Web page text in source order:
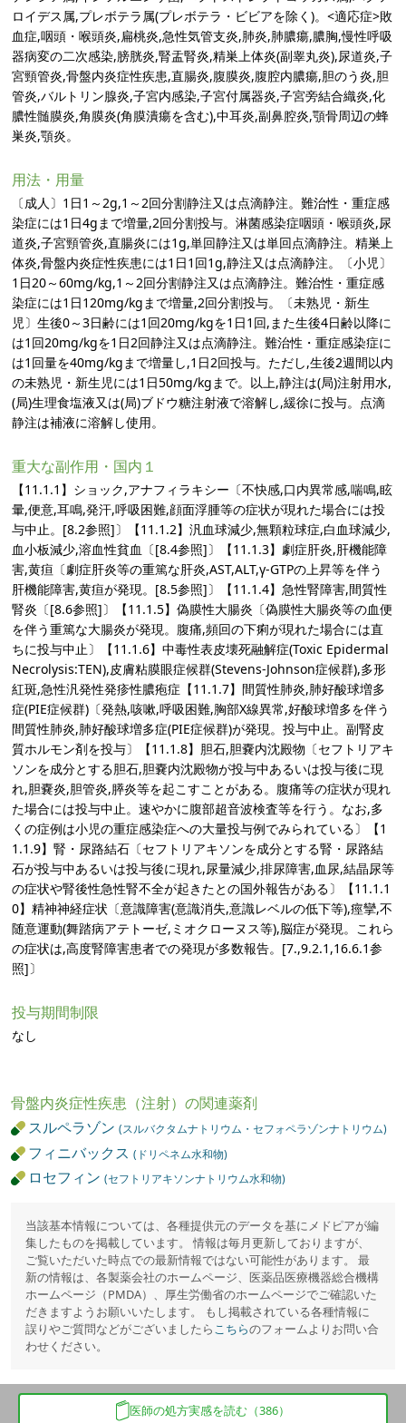
ロイデス属,プレボテラ属(プレボテラ・ビビアを除く)。<適応症>敗
血症,咽頭・喉頭炎,扁桃炎,急性気管支炎,肺炎,肺膿瘍,膿胸,慢性呼吸
器病変の二次感染,膀胱炎,腎盂腎炎,精巣上体炎(副睾丸炎),尿道炎,子
宮頸管炎,骨盤内炎症性疾患,直腸炎,腹膜炎,腹腔内膿瘍,胆のう炎,胆
管炎,バルトリン腺炎,子宮内感染,子宮付属器炎,子宮旁結合織炎,化
膿性髄膜炎,角膜炎(角膜潰瘍を含む),中耳炎,副鼻腔炎,顎骨周辺の蜂
巣炎,顎炎。
用法・用量
〔成人〕1日1～2g,1～2回分割静注又は点滴静注。難治性・重症感
染症には1日4gまで増量,2回分割投与。淋菌感染症咽頭・喉頭炎,尿
道炎,子宮頸管炎,直腸炎には1g,単回静注又は単回点滴静注。精巣上
体炎,骨盤内炎症性疾患には1日1回1g,静注又は点滴静注。〔小児〕
1日20～60mg/kg,1～2回分割静注又は点滴静注。難治性・重症感
染症には1日120mg/kgまで増量,2回分割投与。〔未熟児・新生
児〕生後0～3日齢には1回20mg/kgを1日1回,また生後4日齢以降に
は1回20mg/kgを1日2回静注又は点滴静注。難治性・重症感染症に
は1回量を40mg/kgまで増量し,1日2回投与。ただし,生後2週間以内
の未熟児・新生児には1日50mg/kgまで。以上,静注は(局)注射用水,
(局)生理食塩液又は(局)ブドウ糖注射液で溶解し,緩徐に投与。点滴
静注は補液に溶解し使用。
重大な副作用・国内１
【11.1.1】ショック,アナフィラキシー〔不快感,口内異常感,喘鳴,眩
暈,便意,耳鳴,発汗,呼吸困難,顔面浮腫等の症状が現れた場合には投
与中止。[8.2参照]〕【11.1.2】汎血球減少,無顆粒球症,白血球減少,
血小板減少,溶血性貧血〔[8.4参照]〕【11.1.3】劇症肝炎,肝機能障
害,黄疸〔劇症肝炎等の重篤な肝炎,AST,ALT,γ-GTPの上昇等を伴う
肝機能障害,黄疸が発現。[8.5参照]〕【11.1.4】急性腎障害,間質性
腎炎〔[8.6参照]〕【11.1.5】偽膜性大腸炎〔偽膜性大腸炎等の血便
を伴う重篤な大腸炎が発現。腹痛,頻回の下痢が現れた場合には直
ちに投与中止〕【11.1.6】中毒性表皮壊死融解症(Toxic Epidermal
Necrolysis:TEN),皮膚粘膜眼症候群(Stevens-Johnson症候群),多形
紅斑,急性汎発性発疹性膿疱症【11.1.7】間質性肺炎,肺好酸球増多
症(PIE症候群)〔発熱,咳嗽,呼吸困難,胸部X線異常,好酸球増多を伴う
間質性肺炎,肺好酸球増多症(PIE症候群)が発現。投与中止。副腎皮
質ホルモン剤を投与〕【11.1.8】胆石,胆嚢内沈殿物〔セフトリアキ
ソンを成分とする胆石,胆嚢内沈殿物が投与中あるいは投与後に現
れ,胆嚢炎,胆管炎,膵炎等を起こすことがある。腹痛等の症状が現れ
た場合には投与中止。速やかに腹部超音波検査等を行う。なお,多
くの症例は小児の重症感染症への大量投与例でみられている〕【1
1.1.9】腎・尿路結石〔セフトリアキソンを成分とする腎・尿路結
石が投与中あるいは投与後に現れ,尿量減少,排尿障害,血尿,結晶尿等
の症状や腎後性急性腎不全が起きたとの国外報告がある〕【11.1.1
0】精神神経症状〔意識障害(意識消失,意識レベルの低下等),痙攣,不
随意運動(舞踏病アテトーゼ,ミオクローヌス等),脳症が発現。これら
の症状は,高度腎障害患者での発現が多数報告。[7.,9.2.1,16.6.1参
照]〕
投与期間制限
なし
骨盤内炎症性疾患（注射）の関連薬剤
スルペラゾン(スルバクタムナトリウム・セフォペラゾンナトリウム)
フィニバックス(ドリペネム水和物)
ロセフィン(セフトリアキソンナトリウム水和物)
当該基本情報については、各種提供元のデータを基にメドピアが編
集したものを掲載しています。 情報は毎月更新しておりますが、
ご覧いただいた時点での最新情報ではない可能性があります。 最
新の情報は、各製薬会社のホームページ、医薬品医療機器総合機構
ホームページ（PMDA）、厚生労働省のホームページでご確認いた
だきますようお願いいたします。 もし掲載されている各種情報に
誤りやご質問などがございましたらこちらのフォームよりお問い合
わせください。
医師の処方実感を読む（386）